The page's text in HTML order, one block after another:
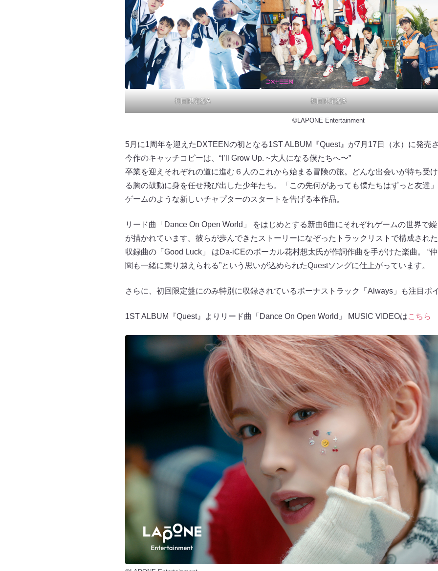
初回限定盤A 初回限定盤B
©LAPONE Entertainment
5⽉に1周年を迎えたDXTEENの初となる1ST ALBUM『Quest』が7⽉17⽇（⽔）に発売
今作のキャッチコピーは、“Iʼll Grow Up. ~⼤⼈になる僕たちへ〜”
卒業を迎えそれぞれの道に進む６⼈のこれから始まる冒険の旅。どんな出会いが待ち受
る胸の⿎動に⾝を任せ⾶び出した少年たち。「この先何があっても僕たちはずっと友達
ゲームのような新しいチャプターのスタートを告げる本作品。
リード曲「Dance On Open World」 をはじめとする新曲6曲にそれぞれゲームの世界で
が描かれています。彼らが歩んできたストーリーになぞったトラックリストで構成され
収録曲の「Good Luck」 はDa-iCEのボーカル花村想太⽒が作詞作曲を⼿がけた楽曲。 “
関も⼀緒に乗り越えられる”という思いが込められたQuestソングに仕上がっています。
さらに、初回限定盤にのみ特別に収録されているボーナストラック「Always」も注⽬ポ
1ST ALBUM『Quest』よりリード曲「Dance On Open World」 MUSIC VIDEOはこちら